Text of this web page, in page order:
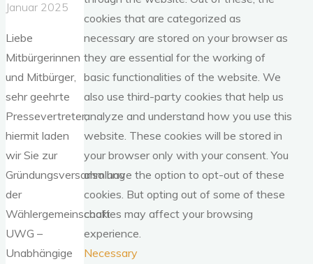
Januar 2025
Liebe
Mitbürgerinnen
und Mitbürger,
sehr geehrte
Pressevertreter,
hiermit laden
wir Sie zur
Gründungsversammlung
der
Wählergemeinschaft
UWG –
Unabhängige
cookies that are categorized as
necessary are stored on your browser as
they are essential for the working of
basic functionalities of the website. We
also use third-party cookies that help us
analyze and understand how you use this
website. These cookies will be stored in
your browser only with your consent. You
also have the option to opt-out of these
cookies. But opting out of some of these
cookies may affect your browsing
experience.
Necessary